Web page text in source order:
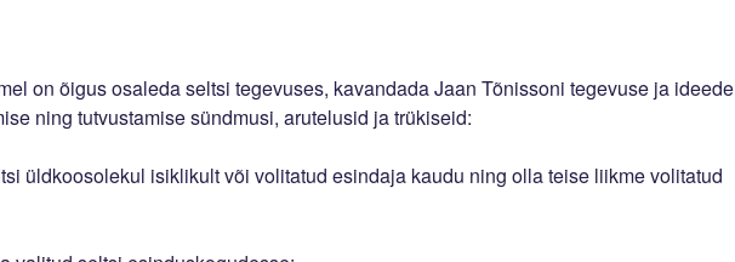
on õigus osaleda seltsi tegevuses, kavandada Jaan Tõnissoni tegevuse ja ideede
ning tutvustamise sündmusi, arutelusid ja trükiseid:
üldkoosolekul isiklikult või volitatud esindaja kaudu ning olla teise liikme volitatud